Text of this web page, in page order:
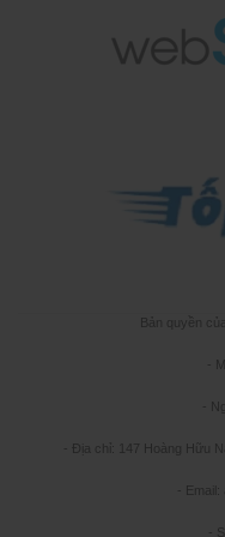
Bản quyền
-
-
- Địa chỉ: 147 Hoàng Hữu
-
-